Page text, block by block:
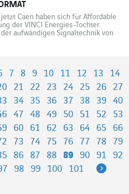
Caen haben sich für Affordable
der VINCI Energies-Tochter
aufwändigen Signaltechnik von
7 8 9 10 11 12 13
14
21 22 23 24 25 26
27
34 35 36 37 38 39
40
47 48 49 50 51 52
53
60 61 62 63 64 65
66
73 74 75 76 77 78
79
86 87 88 89 90 91
92
98 99 100 101 Next